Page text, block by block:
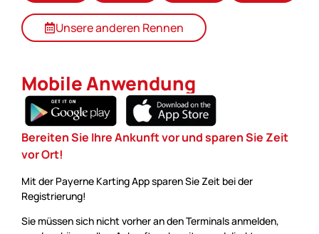
Unsere anderen Rennen
Mobile Anwendung
Bereiten Sie Ihre Ankunft vor und sparen Sie Zeit
vor Ort!
Mit der Payerne Karting App sparen Sie Zeit bei der
Registrierung!
Sie müssen sich nicht vorher an den Terminals anmelden,